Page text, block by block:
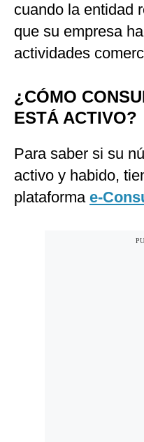
cuando la entidad
que su empresa
actividades
¿CÓMO
ESTÁ ACTIVO?
Para saber si su
activo y habido,
plataforma e-